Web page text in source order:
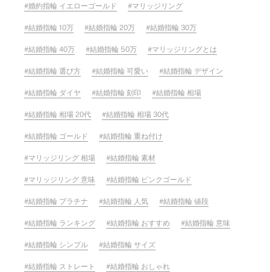
婚約指輪 イエローゴールド マリッジリング
結婚指輪 10万 結婚指輪 20万 結婚指輪 30万
結婚指輪 40万 結婚指輪 50万 マリッジリングとは
結婚指輪 選び方 結婚指輪 可愛い 結婚指輪 デザイン
結婚指輪 ダイヤ 結婚指輪 刻印 結婚指輪 相場
結婚指輪 相場 20代 結婚指輪 相場 30代
結婚指輪 ゴールド 結婚指輪 重ね付け
マリッジリング 相場 結婚指輪 素材
マリッジリング 意味 結婚指輪 ピンクゴールド
結婚指輪 プラチナ 結婚指輪 人気 結婚指輪 値段
結婚指輪 ランキング 結婚指輪 おすすめ 結婚指輪 意味
結婚指輪 シンプル 結婚指輪 サイズ
結婚指輪 ストレート 結婚指輪 おしゃれ